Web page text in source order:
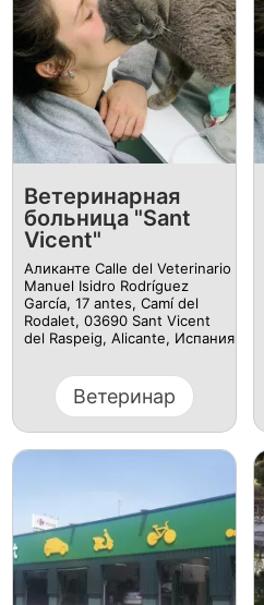
Ветеринарная
больница "Sant
Vicent"
Аликанте Calle del Veterinario
Manuel Isidro Rodríguez
García, 17 antes, Camí del
Rodalet, 03690 Sant Vicent
del Raspeig, Alicante, Испания
Ветеринар